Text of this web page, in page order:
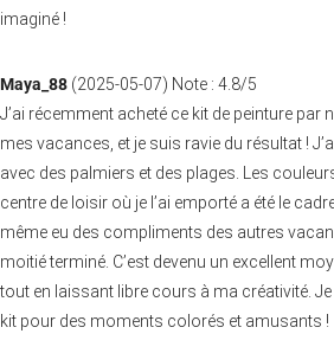
imaginé !
Maya_88 (2025-05-07) Note : 4.8/5
J’ai récemment acheté ce kit de peinture
mes vacances, et je suis ravie du résultat !
avec des palmiers et des plages. Les
centre de loisir où je l’ai emporté a été le
même eu des compliments des autres
moitié terminé. C’est devenu un excellent
tout en laissant libre cours à ma créativité.
kit pour des moments colorés et amusants !